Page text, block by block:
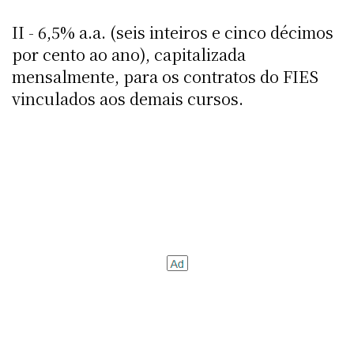
II - 6,5% a.a. (seis inteiros e cinco décimos
por cento ao ano), capitalizada
mensalmente, para os contratos do FIES
vinculados aos demais cursos.